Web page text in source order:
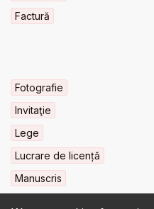
Factură
Fotografie
Invitaţie
Lege
Lucrare de licență
Manuscris